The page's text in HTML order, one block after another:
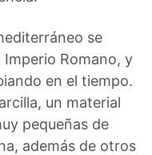
se
Romano, y
en el tiempo.
un material
pequeñas de
además de otros